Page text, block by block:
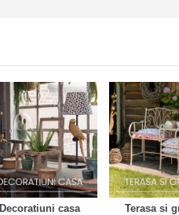
Decoratiuni casa Terasa si